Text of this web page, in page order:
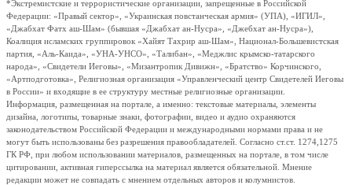
*Экстремистские и террористические организации, запрещенные в Российской
Федерации: «Правый сектор», «Украинская повстанческая армия» (УПА), «ИГИЛ»,
«Джабхат Фатх аш-Шам» (бывшая «Джабхат ан-Нусра», «Джебхат ан-Нусра»),
Коалиция исламских группировок «Хайят Тахрир аш-Шам», Национал-Большевистская
партия, «Аль-Каида», «УНА-УНСО», «Талибан», «Меджлис крымско-татарского
народа», «Свидетели Иеговы», «Мизантропик Дивижн», «Братство» Корчинского,
«Артподготовка», Религиозная организация «Управленческий центр Свидетелей Иеговы
в России» и входящие в ее структуру местные религиозные организации.
Информация, размещенная на портале, а именно: текстовые материалы, элементы
дизайна, логотипы, товарные знаки, фотографии, видео и аудио охраняются
законодательством Российской Федерации и международными нормами права и не
могут быть использованы без разрешения правообладателей. Согласно ст.ст. 1274,1275
ГК РФ, при любом использовании материалов, размещенных на портале, в том числе
цитировании, активная гиперссылка на материал является обязательной. Мнение
редакции может не совпадать с мнением отдельных авторов и колумнистов.